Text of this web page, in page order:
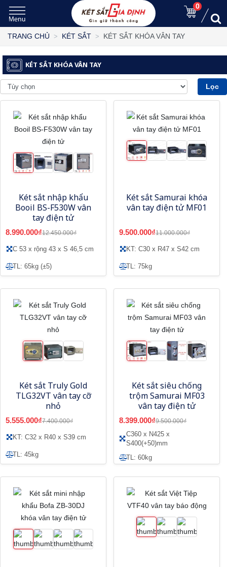
0
TRANG CHỦ KÉT SẮT KÉT SẮT KHÓA VÂN TAY
KÉT SẮT KHÓA VÂN TAY
Lọc
Két sắt nhập khẩu
Booil BS-F530W vân
tay điện tử
8.990.000₫12.450.000₫
C 53 x rộng 43 x S 46,5 cm
TL: 65kg (±5)
Két sắt Samurai khóa
vân tay điện tử MF01
9.500.000₫11.000.000₫
KT: C30 x R47 x S42 cm
TL: 75kg
Két sắt Truly Gold
TLG32VT vân tay cỡ
nhỏ
5.555.000₫7.400.000₫
KT: C32 x R40 x S39 cm
TL: 45kg
Két sắt siêu chống
trộm Samurai MF03
vân tay điện tử
8.399.000₫9.500.000₫
C360 x N425 x
S400(+50)mm
TL: 60kg